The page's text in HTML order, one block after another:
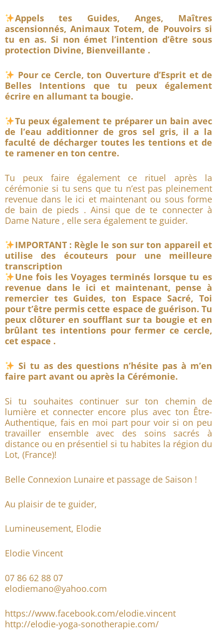
Appels tes Guides, Anges, Maîtres
ascensionnés, Animaux Totem, de Pouvoirs si
tu en as. Si non émet l’intention d’être sous
protection Divine, Bienveillante .
Pour ce Cercle, ton Ouverture d’Esprit et de
Belles Intentions que tu peux également
écrire en allumant ta bougie.
Tu peux également te préparer un bain avec
de l’eau additionner de gros sel gris, il a la
faculté de décharger toutes les tentions et de
te ramener en ton centre.
Tu peux faire également ce rituel après la
cérémonie si tu sens que tu n’est pas pleinement
revenue dans le ici et maintenant ou sous forme
de bain de pieds . Ainsi que de te connecter à
Dame Nature , elle sera également te guider.
IMPORTANT : Règle le son sur ton appareil et
utilise des écouteurs pour une meilleure
transcription
Une fois les Voyages terminés lorsque tu es
revenue dans le ici et maintenant, pense à
remercier tes Guides, ton Espace Sacré, Toi
pour t’être permis cette espace de guérison. Tu
peux clôturer en soufflant sur ta bougie et en
brûlant tes intentions pour fermer ce cercle,
cet espace .
Si tu as des questions n’hésite pas à m’en
faire part avant ou après la Cérémonie.
Si tu souhaites continuer sur ton chemin de
lumière et connecter encore plus avec ton Être-
Authentique, fais en moi part pour voir si on peu
travailler ensemble avec des soins sacrés à
distance ou en présentiel si tu habites la région du
Lot, (France)!
Belle Connexion Lunaire et passage de Saison !
Au plaisir de te guider,
Lumineusement, Elodie
Elodie Vincent
07 86 62 88 07
elodiemano@yahoo.com
https://www.facebook.com/elodie.vincent
http://elodie-yoga-sonotherapie.com/